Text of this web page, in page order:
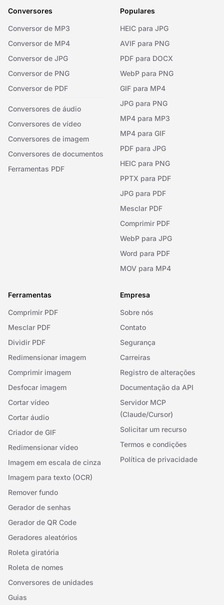
Conversores
Conversor de MP3
Conversor de MP4
Conversor de JPG
Conversor de PNG
Conversor de PDF
Conversores de áudio
Conversores de vídeo
Conversores de imagem
Conversores de documentos
Ferramentas PDF
Populares
HEIC para JPG
AVIF para PNG
PDF para DOCX
WebP para PNG
GIF para MP4
JPG para PNG
MP4 para MP3
MP4 para GIF
PDF para JPG
HEIC para PNG
PPTX para PDF
JPG para PDF
Mesclar PDF
Comprimir PDF
WebP para JPG
Word para PDF
MOV para MP4
Ferramentas
Comprimir PDF
Mesclar PDF
Dividir PDF
Redimensionar imagem
Comprimir imagem
Desfocar imagem
Cortar vídeo
Cortar áudio
Criador de GIF
Redimensionar vídeo
Imagem em escala de cinza
Imagem para texto (OCR)
Remover fundo
Gerador de senhas
Gerador de QR Code
Geradores aleatórios
Roleta giratória
Roleta de nomes
Conversores de unidades
Guias
Empresa
Sobre nós
Contato
Segurança
Carreiras
Registro de alterações
Documentação da API
Servidor MCP
(Claude/Cursor)
Solicitar um recurso
Termos e condições
Política de privacidade